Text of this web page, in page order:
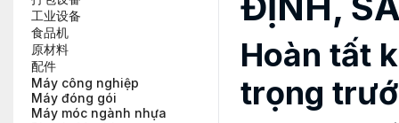
工业设备
食品机
原材料
配件
Máy công nghiệp
Máy đóng gói
Máy móc ngành nhựa
Hoàn tất
trọng